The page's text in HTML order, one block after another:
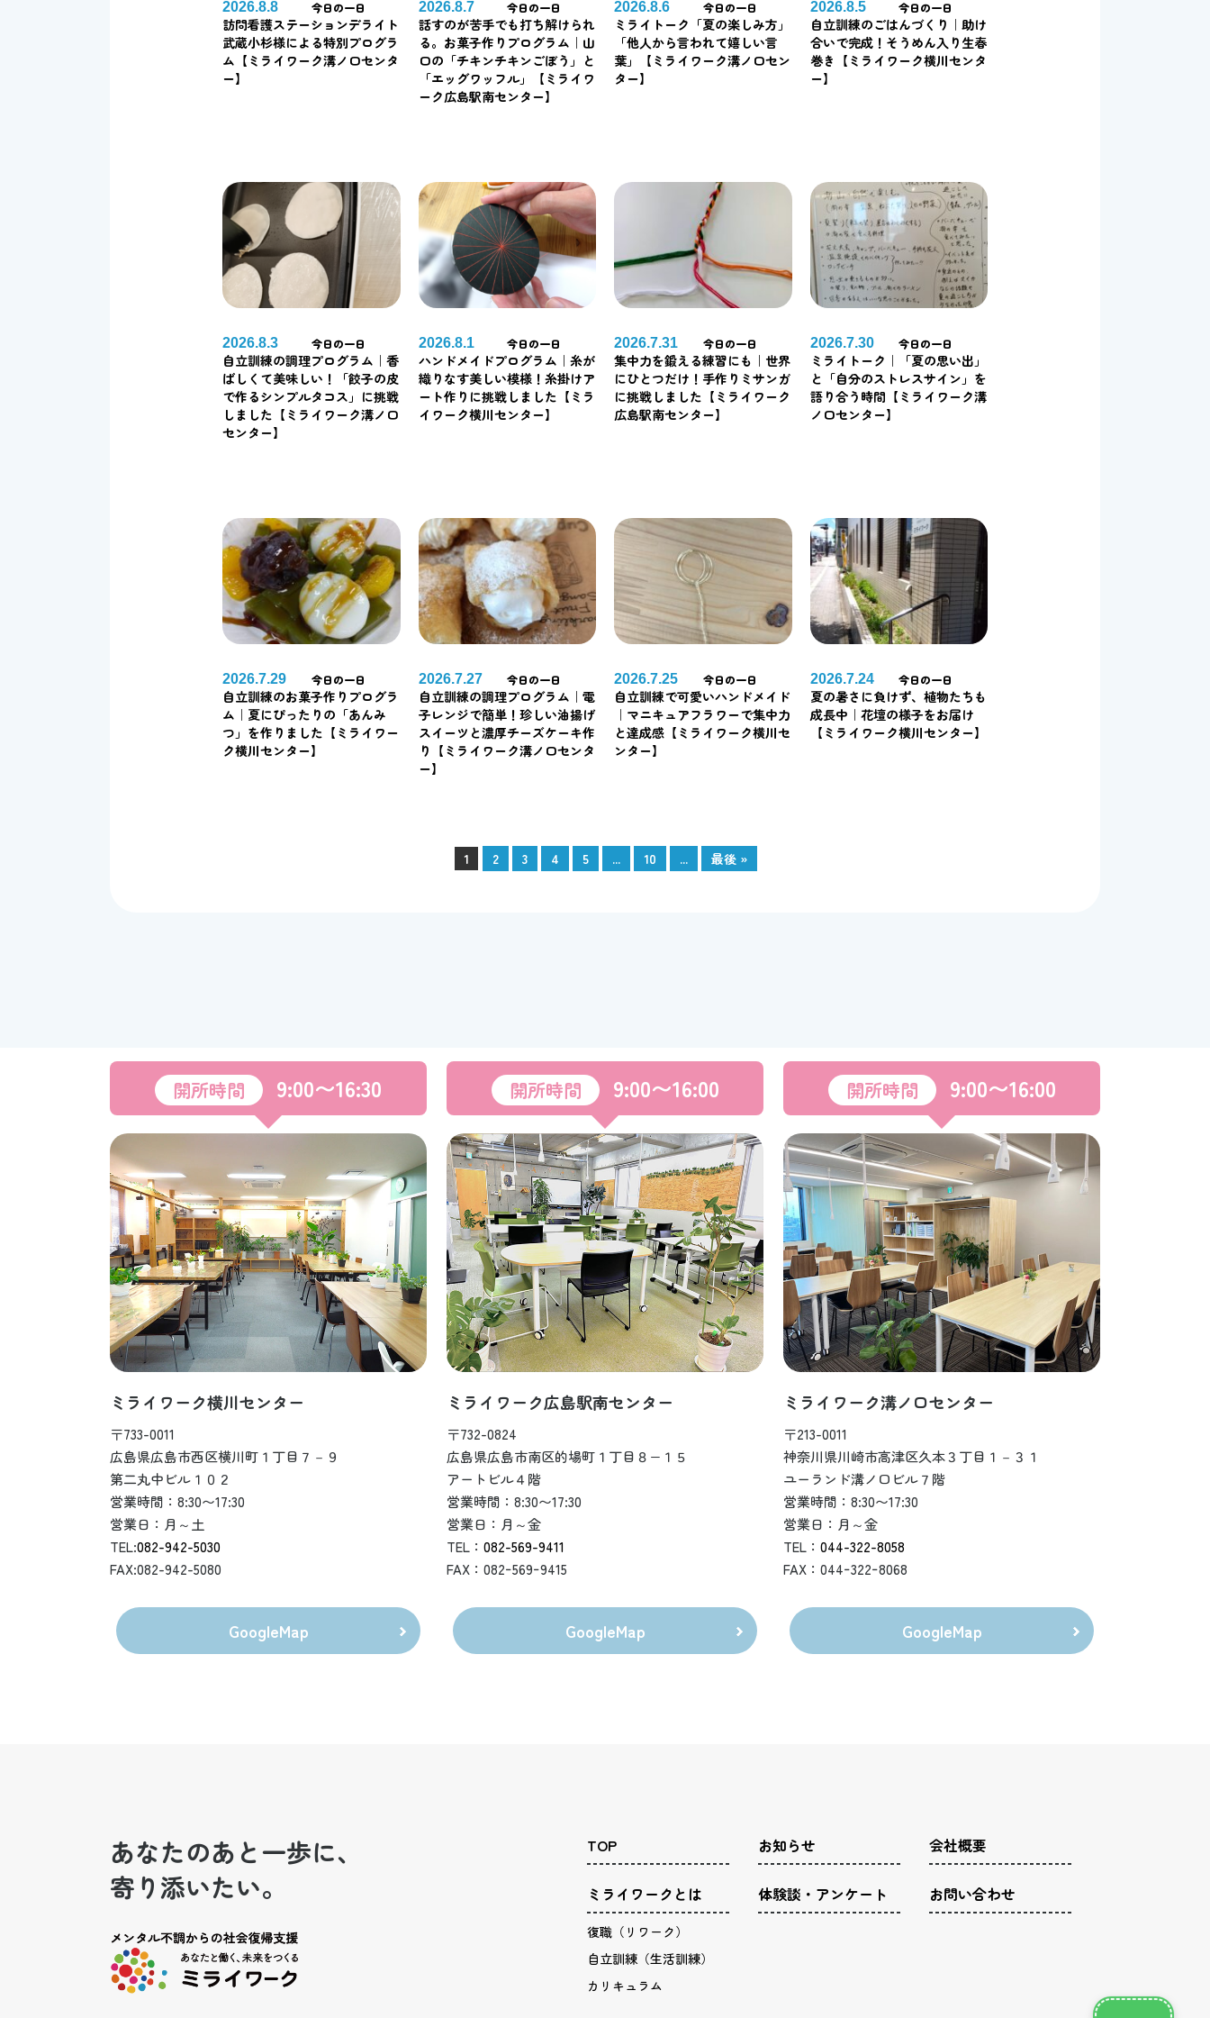
2026.8.8 今日の一日
訪問看護ステーションデライト
武蔵小杉様による特別プログラ
ム【ミライワーク溝ノ口センタ
ー】
2026.8.7 今日の一日
話すのが苦手でも打ち解けられ
る。お菓子作りプログラム｜山
口の「チキンチキンごぼう」と
「エッグワッフル」【ミライワ
ーク広島駅南センター】
2026.8.6 今日の一日
ミライトーク「夏の楽しみ方」
「他人から言われて嬉しい言
葉」【ミライワーク溝ノ口セン
ター】
2026.8.5 今日の一日
自立訓練のごはんづくり｜助け
合いで完成！そうめん入り生春
巻き【ミライワーク横川センタ
ー】
2026.8.3 今日の一日
自立訓練の調理プログラム｜香
ばしくて美味しい！「餃子の皮
で作るシンプルタコス」に挑戦
しました【ミライワーク溝ノ口
センター】
2026.8.1 今日の一日
ハンドメイドプログラム｜糸が
織りなす美しい模様！糸掛けア
ート作りに挑戦しました【ミラ
イワーク横川センター】
2026.7.31 今日の一日
集中力を鍛える練習にも｜世界
にひとつだけ！手作りミサンガ
に挑戦しました【ミライワーク
広島駅南センター】
2026.7.30 今日の一日
ミライトーク｜「夏の思い出」
と「自分のストレスサイン」を
語り合う時間【ミライワーク溝
ノ口センター】
2026.7.29 今日の一日
自立訓練のお菓子作りプログラ
ム｜夏にぴったりの「あんみ
つ」を作りました【ミライワー
ク横川センター】
2026.7.27 今日の一日
自立訓練の調理プログラム｜電
子レンジで簡単！珍しい油揚げ
スイーツと濃厚チーズケーキ作
り【ミライワーク溝ノ口センタ
ー】
2026.7.25 今日の一日
自立訓練で可愛いハンドメイド
｜マニキュアフラワーで集中力
と達成感【ミライワーク横川セ
ンター】
2026.7.24 今日の一日
夏の暑さに負けず、植物たちも
成長中｜花壇の様子をお届け
【ミライワーク横川センター】
1 2 3 4 5 ... 10 ... 最後 »
開所時間 9:00〜16:30
ミライワーク横川センター
〒733-0011
広島県広島市西区横川町１丁目７－９
第二丸中ビル１０２
営業時間：8:30〜17:30
営業日：月～土
TEL:082-942-5030
FAX:082-942-5080
GoogleMap
開所時間 9:00〜16:00
ミライワーク広島駅南センター
〒732-0824
広島県広島市南区的場町１丁目８−１５
アートビル４階
営業時間：8:30〜17:30
営業日：月～金
TEL： 082-569-9411
FAX：082ｰ569ｰ9415
GoogleMap
開所時間 9:00〜16:00
ミライワーク溝ノ口センター
〒213-0011
神奈川県川崎市高津区久本３丁目１－３１
ユーランド溝ノ口ビル７階
営業時間：8:30〜17:30
営業日：月～金
TEL： 044-322-8058
FAX：044ｰ322ｰ8068
GoogleMap
あなたのあと一歩に、
寄り添いたい。
TOP お知らせ 会社概要
ミライワークとは
復職（リワーク）
自立訓練（生活訓練）
カリキュラム
体験談・アンケート お問い合わせ